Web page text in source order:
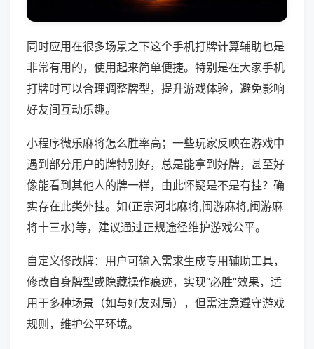
同时应用在很多场景之下这个手机打牌计算辅助也是
非常有用的，使用起来简单便捷。特别是在大家手机
打牌时可以合理调整牌型，提升游戏体验，避免影响
好友间互动乐趣。
小程序微乐麻将怎么胜率高；一些玩家反映在游戏中
遇到部分用户的牌特别好，总是能拿到好牌，甚至好
像能看到其他人的牌一样，由此怀疑是不是有挂？确
实存在此类外挂。如(正宗河北麻将,闽游麻将,闽游麻
将十三水)等，建议通过正规途径维护游戏公平。
自定义修改牌：用户可输入需求生成专用辅助工具，
修改自身牌型或隐藏操作痕迹，实现“必胜”效果，适
用于多种场景（如与好友对局），但需注意遵守游戏
规则，维护公平环境。